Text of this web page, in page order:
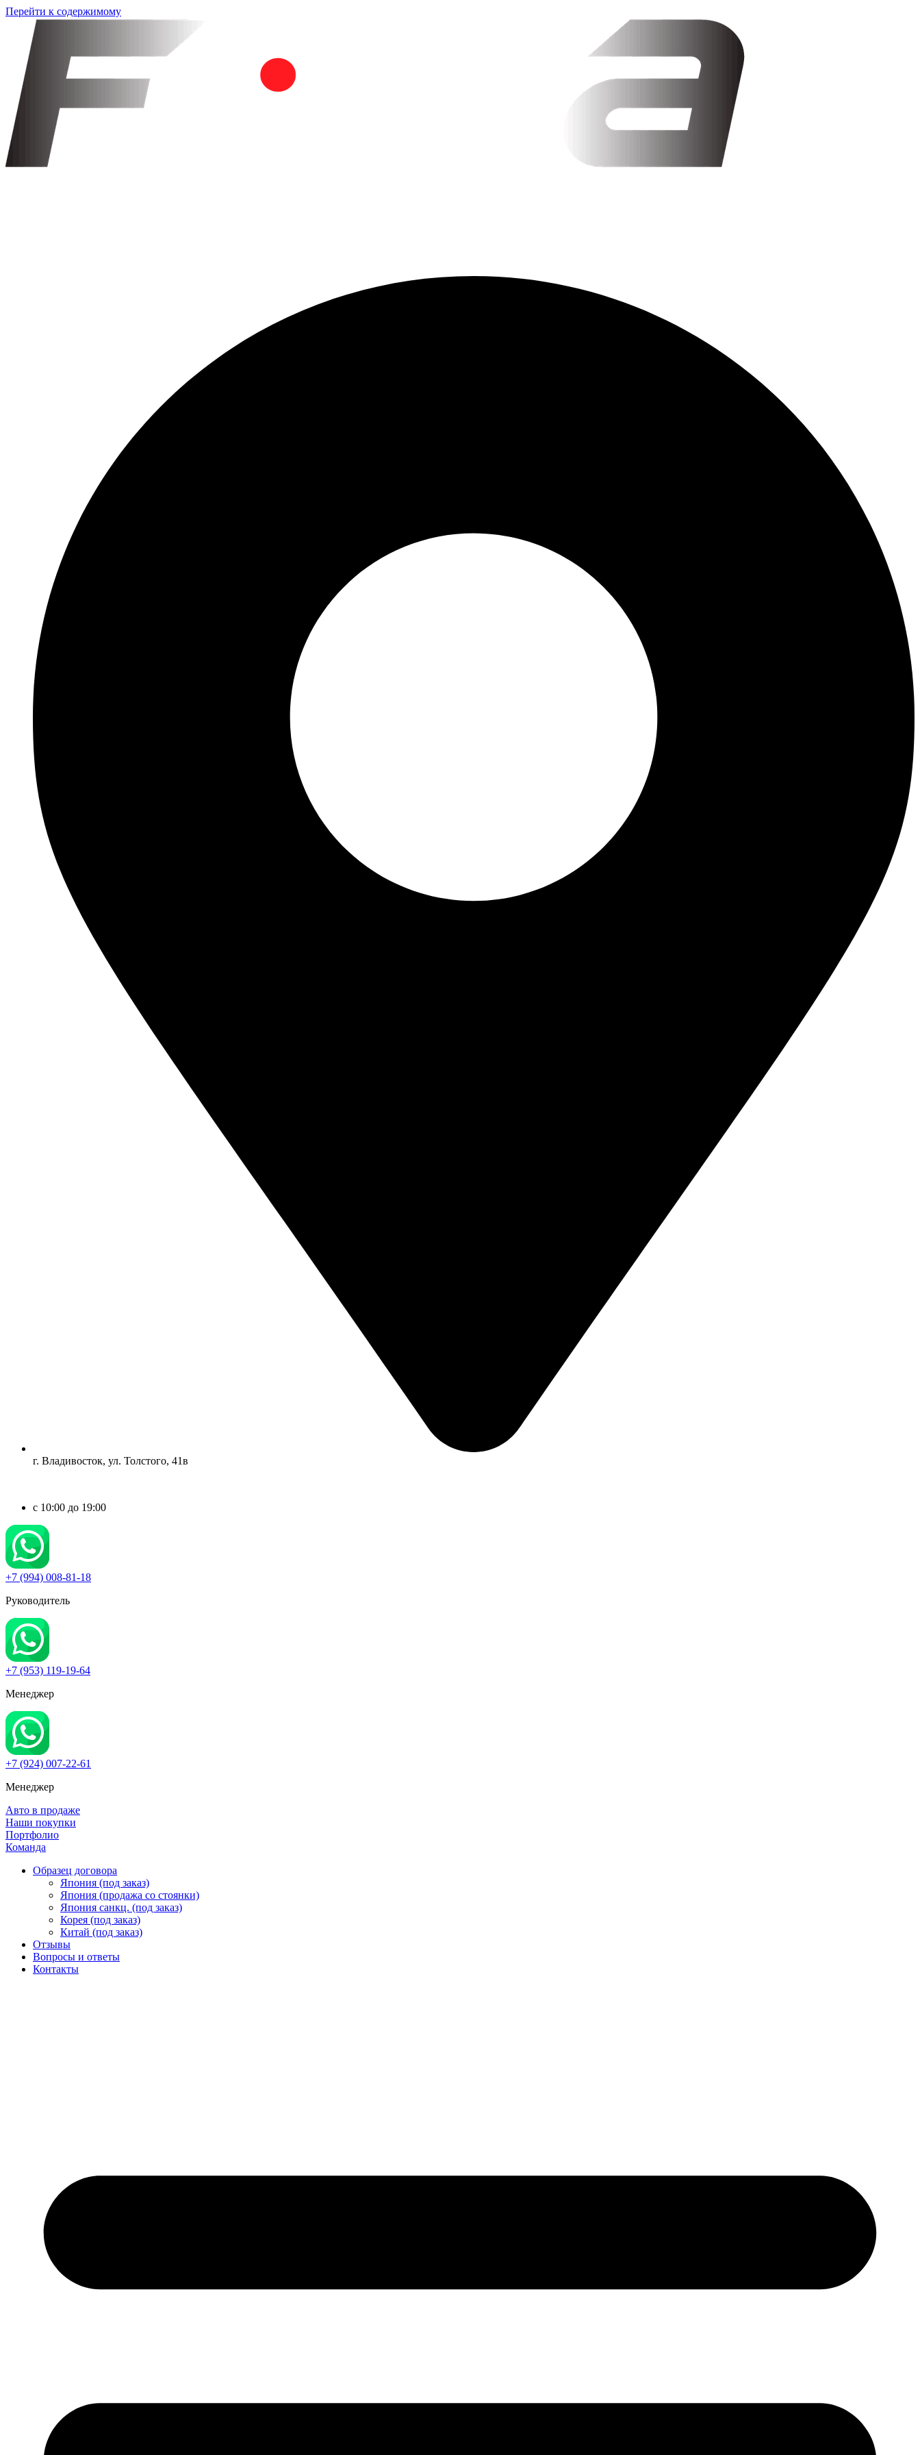
Перейти к содержимому
г. Владивосток, ул. Толстого, 41в
c 10:00 до 19:00
+7 (994) 008-81-18
Руководитель
+7 (953) 119-19-64
Менеджер
+7 (924) 007-22-61
Менеджер
Авто в продаже
Наши покупки
Портфолио
Команда
Образец договора
Япония (под заказ)
Япония (продажа со стоянки)
Япония санкц. (под заказ)
Корея (под заказ)
Китай (под заказ)
Отзывы
Вопросы и ответы
Контакты